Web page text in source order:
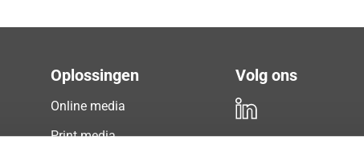
Oplossingen
Online media
Print media
Volg ons